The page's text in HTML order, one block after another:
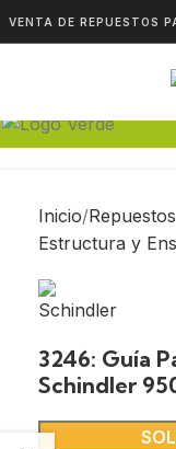
VENTA DE REPUESTOS
Inicio
Estructura y
3246: Guía
Schindler